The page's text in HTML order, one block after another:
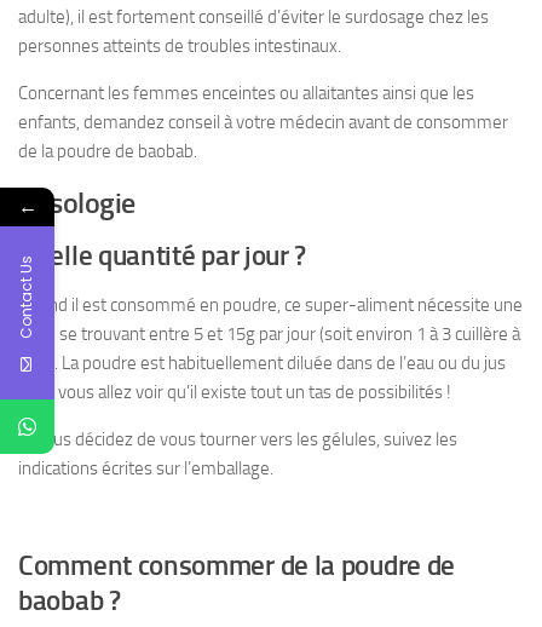
adulte), il est fortement conseillé d’éviter le surdosage chez les
personnes atteints de troubles intestinaux.
Concernant les femmes enceintes ou allaitantes ainsi que les
enfants, demandez conseil à votre médecin avant de consommer
de la poudre de baobab.
Posologie
Quelle quantité par jour ?
Quand il est consommé en poudre, ce super-aliment nécessite une
prise se trouvant entre 5 et 15g par jour (soit environ 1 à 3 cuillère à
café). La poudre est habituellement diluée dans de l’eau ou du jus
mais vous allez voir qu’il existe tout un tas de possibilités !
Si vous décidez de vous tourner vers les gélules, suivez les
indications écrites sur l’emballage.
Comment consommer de la poudre de
baobab ?
←
Contact Us